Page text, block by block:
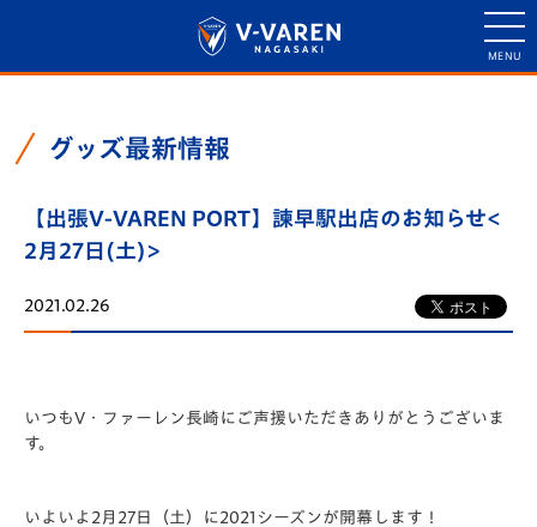
グッズ最新情報
【出張V-VAREN PORT】諫早駅出店のお知らせ<
2月27日(土)>
2021.02.26
いつもV・ファーレン長崎にご声援いただきありがとうございま
す。
いよいよ2月27日（土）に2021シーズンが開幕します！